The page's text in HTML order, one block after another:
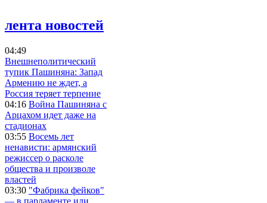
лента новостей
04:49
Внешнеполитический
тупик Пашиняна: Запад
Армению не ждет, а
Россия теряет терпение
04:16 Война Пашиняна с
Арцахом идет даже на
стадионах
03:55 Восемь лет
ненависти: армянский
режиссер о расколе
общества и произволе
властей
03:30 "Фабрика фейков"
— в парламенте или